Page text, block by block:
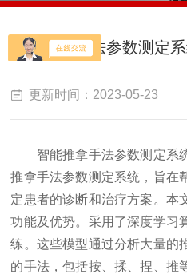
智能推拿手法参数测定
更新时间：2023-05-23
智能推拿手法参数测定系
推拿手法参数测定系统，旨在
定患者的诊断和治疗方案。本
功能及优势。采用了深度学习
练。这些模型通过分析大量的
的手法，包括按、揉、捏、推